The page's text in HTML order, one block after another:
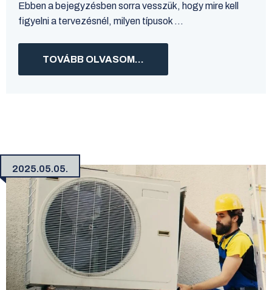
Ebben a bejegyzésben sorra vesszük, hogy mire kell
figyelni a tervezésnél, milyen típusok ...
TOVÁBB OLVASOM...
2025.05.05.